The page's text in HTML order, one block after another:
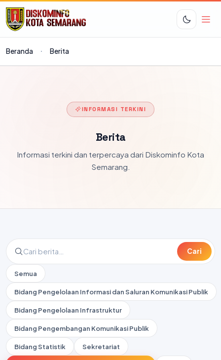
Beranda Berita
INFORMASI TERKINI
Berita
Informasi terkini dan terpercaya dari Diskominfo Kota
Semarang.
Cari
Semua
Bidang Pengelolaan Informasi dan Saluran Komunikasi Publik
Bidang Pengelolaan Infrastruktur
Bidang Pengembangan Komunikasi Publik
Bidang Statistik Sekretariat